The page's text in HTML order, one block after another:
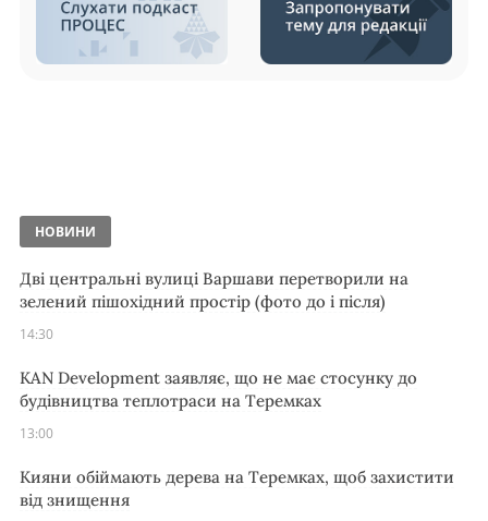
НОВИНИ
Дві центральні вулиці Варшави перетворили на
зелений пішохідний простір (фото до і після)
14:30
KAN Development заявляє, що не має стосунку до
будівництва теплотраси на Теремках
13:00
Кияни обіймають дерева на Теремках, щоб захистити
від знищення